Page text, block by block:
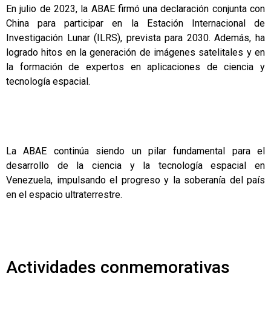
En julio de 2023, la ABAE firmó una declaración conjunta con
China para participar en la Estación Internacional de
Investigación Lunar (ILRS), prevista para 2030. Además, ha
logrado hitos en la generación de imágenes satelitales y en
la formación de expertos en aplicaciones de ciencia y
tecnología espacial.
La ABAE continúa siendo un pilar fundamental para el
desarrollo de la ciencia y la tecnología espacial en
Venezuela, impulsando el progreso y la soberanía del país
en el espacio ultraterrestre.
Actividades conmemorativas